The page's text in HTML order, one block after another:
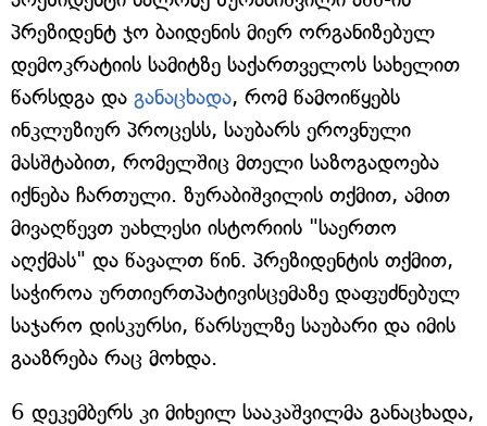
პრეზიდენტ ჯო ბაიდენის მიერ ორგანიზებულ
დემოკრატიის სამიტზე საქართველოს სახელით
წარსდგა და განაცხადა, რომ წამოიწყებს
ინკლუზიურ პროცესს, საუბარს ეროვნული
მასშტაბით, რომელშიც მთელი საზოგადოება
იქნება ჩართული. ზურაბიშვილის თქმით, ამით
მივაღწევთ უახლესი ისტორიის "საერთო
აღქმას" და წავალთ წინ. პრეზიდენტის თქმით,
საჭიროა ურთიერთპატივისცემაზე დაფუძნებულ
საჯარო დისკურსი, წარსულზე საუბარი და იმის
გააზრება რაც მოხდა.
6 დეკემბერს კი მიხეილ სააკაშვილმა განაცხადა,